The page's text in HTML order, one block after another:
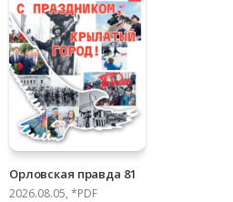
Орловская правда 81
2026.08.05, *PDF